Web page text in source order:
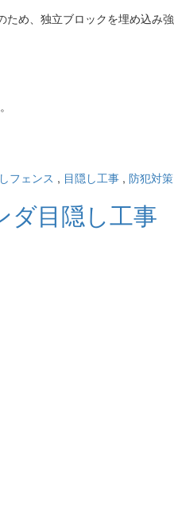
め、独立ブロックを埋め込み強
フェンス , 目隠し工事 , 防犯対策
ダ目隠し工事